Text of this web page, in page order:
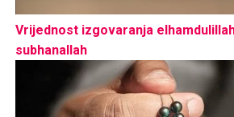
Vrijednost izgovaranja
subhanallah